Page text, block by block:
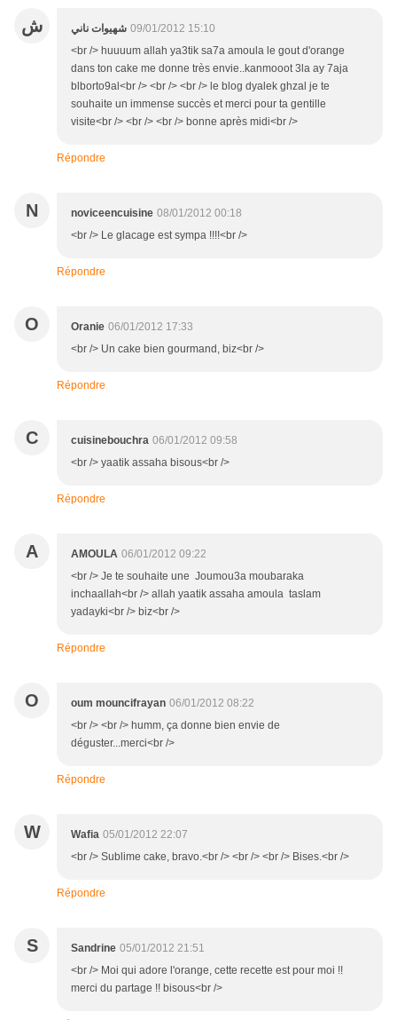
ش شهيوات ناني 09/01/2012 15:10
<br /> huuuum allah ya3tik sa7a amoula le gout d'orange
dans ton cake me donne très envie..kanmooot 3la ay 7aja
blborto9al<br /> <br /> <br /> le blog dyalek ghzal je te
souhaite un immense succès et merci pour ta gentille
visite<br /> <br /> <br /> bonne après midi<br />
Répondre
N noviceencuisine 08/01/2012 00:18
<br /> Le glacage est sympa !!!!<br />
Répondre
O Oranie 06/01/2012 17:33
<br /> Un cake bien gourmand, biz<br />
Répondre
C cuisinebouchra 06/01/2012 09:58
<br /> yaatik assaha bisous<br />
Répondre
A AMOULA 06/01/2012 09:22
<br /> Je te souhaite une Joumou3a moubaraka
inchaallah<br /> allah yaatik assaha amoula taslam
yadayki<br /> biz<br />
Répondre
O oum mouncifrayan 06/01/2012 08:22
<br /> <br /> humm, ça donne bien envie de
déguster...merci<br />
Répondre
W Wafia 05/01/2012 22:07
<br /> Sublime cake, bravo.<br /> <br /> <br /> Bises.<br />
Répondre
S Sandrine 05/01/2012 21:51
<br /> Moi qui adore l'orange, cette recette est pour moi !!
merci du partage !! bisous<br />